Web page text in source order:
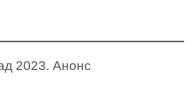
2023. Анонс